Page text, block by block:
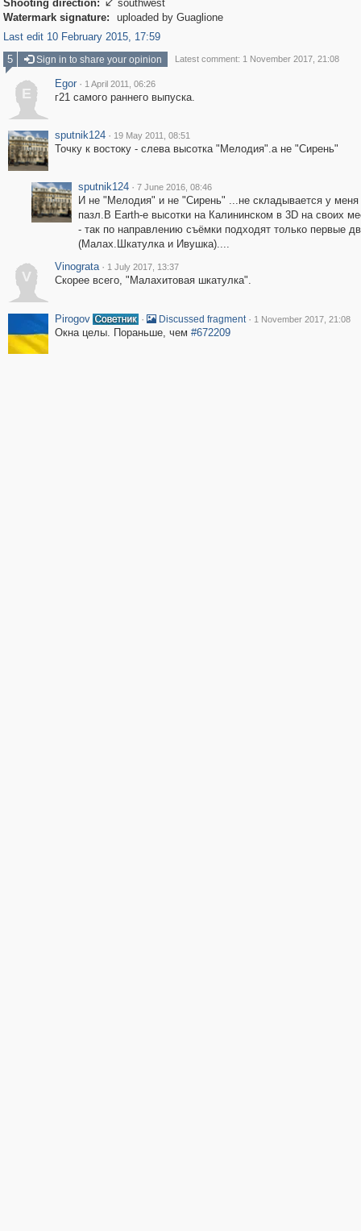
Shooting direction:  southwest
Watermark signature:
uploaded by Guaglione
Last edit 10 February 2015, 17:59
5
Sign in to share your opinion Latest comment: 1 November 2017, 21:08
E
Egor · 1 April 2011, 06:26
г21 самого раннего выпуска.
sputnik124 · 19 May 2011, 08:51
Toчку к востоку - слева высотка "Мелодия".а не "Сирень"
sputnik124 · 7 June 2016, 08:46
И не "Мелодия" и не "Сирень" ...не складывается у меня
пазл.В Earth-е высотки на Калининском в 3D на своих
- так по направлению съёмки подходят только первые
(Малах.Шкатулка и Ивушка)....
V
Vinograta · 1 July 2017, 13:37
Скорее всего, "Малахитовая шкатулка".
Pirogov · Discussed fragment · 1 November 2017, 21:08
Окна целы. Пораньше, чем #672209